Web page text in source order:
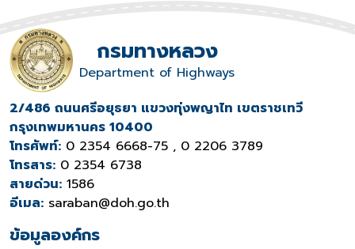
กรมทางหลวง
Department of Highways
2/486 ถนนศรีอยุธยา แขวงทุ่งพญาไท เขตราชเทวี
กรุงเทพมหานคร 10400
โทรศัพท์: 0 2354 6668-75 , 0 2206 3789
โทรสาร: 0 2354 6738
สายด่วน: 1586
อีเมล: saraban@doh.go.th
ข้อมูลองค์กร